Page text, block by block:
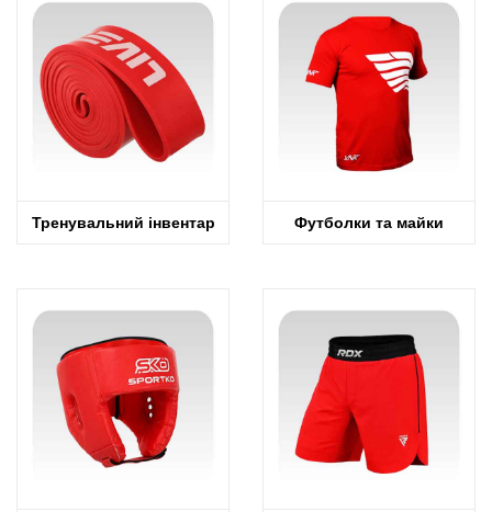
Тренувальний інвентар Футболки та майки